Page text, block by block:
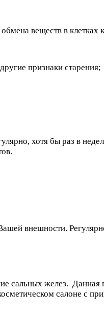
веществ в клетках
признаки старения;
хотя бы раз в
внешности.
сальных желез.
салоне с